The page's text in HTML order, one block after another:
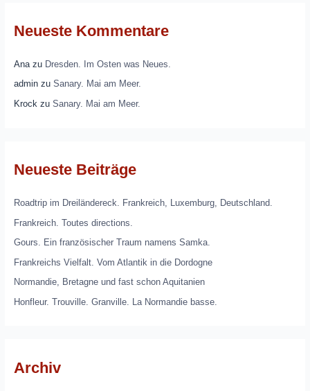
Neueste Kommentare
Anazu Dresden. Im Osten was Neues.
adminzu Sanary. Mai am Meer.
Krockzu Sanary. Mai am Meer.
Neueste Beiträge
Roadtrip im Dreiländereck. Frankreich, Luxemburg, Deutschland.
Frankreich. Toutes directions.
Gours. Ein französischer Traum namens Samka.
Frankreichs Vielfalt. Vom Atlantik in die Dordogne
Normandie, Bretagne und fast schon Aquitanien
Honfleur. Trouville. Granville. La Normandie basse.
Archiv